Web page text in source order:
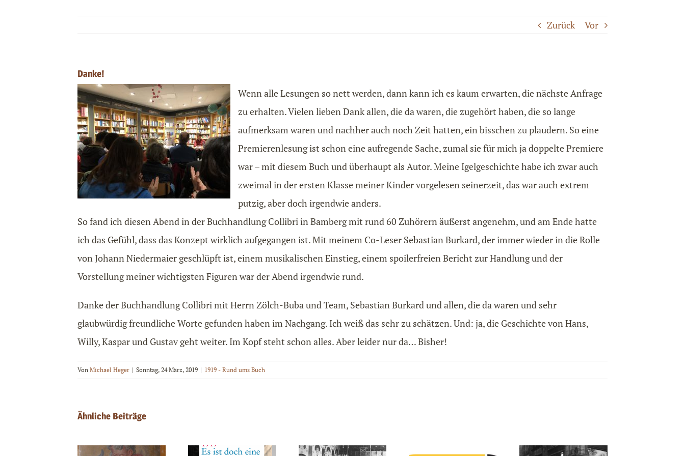
Zurück Vor
Danke!
Wenn alle Lesungen so nett werden, dann kann ich es kaum erwarten, die nächste Anfrage
zu erhalten. Vielen lieben Dank allen, die da waren, die zugehört haben, die so lange
aufmerksam waren und nachher auch noch Zeit hatten, ein bisschen zu plaudern. So eine
Premierenlesung ist schon eine aufregende Sache, zumal sie für mich ja doppelte Premiere
war – mit diesem Buch und überhaupt als Autor. Meine Igelgeschichte habe ich zwar auch
zweimal in der ersten Klasse meiner Kinder vorgelesen seinerzeit, das war auch extrem
putzig, aber doch irgendwie anders.
So fand ich diesen Abend in der Buchhandlung Collibri in Bamberg mit rund 60 Zuhörern äußerst angenehm, und am Ende hatte
ich das Gefühl, dass das Konzept wirklich aufgegangen ist. Mit meinem Co-Leser Sebastian Burkard, der immer wieder in die Rolle
von Johann Niedermaier geschlüpft ist, einem musikalischen Einstieg, einem spoilerfreien Bericht zur Handlung und der
Vorstellung meiner wichtigsten Figuren war der Abend irgendwie rund.
Danke der Buchhandlung Collibri mit Herrn Zölch-Buba und Team, Sebastian Burkard und allen, die da waren und sehr
glaubwürdig freundliche Worte gefunden haben im Nachgang. Ich weiß das sehr zu schätzen. Und: ja, die Geschichte von Hans,
Willy, Kaspar und Gustav geht weiter. Im Kopf steht schon alles. Aber leider nur da… Bisher!
Von Michael Heger | Sonntag, 24 März, 2019 | 1919 - Rund ums Buch
Ähnliche Beiträge